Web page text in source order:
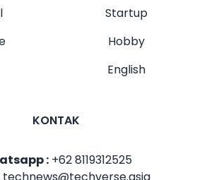
Startup
Hobby
English
KONTAK
: +62 8119312525